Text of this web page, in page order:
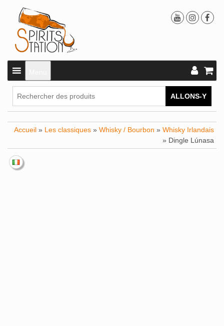
ALLONS-Y
Accueil » Les classiques » Whisky / Bourbon » Whisky Irlandais
» Dingle Lúnasa